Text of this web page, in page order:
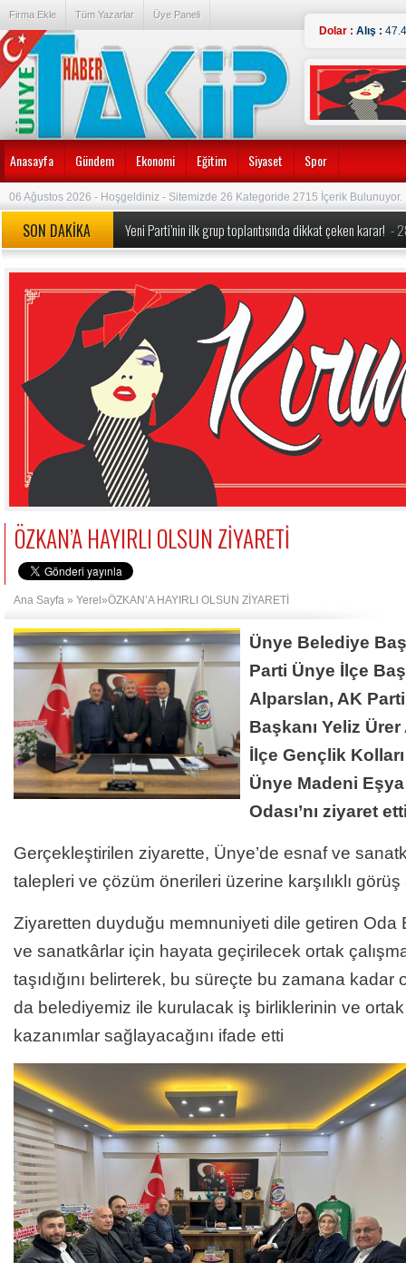
Firma Ekle Tüm Yazarlar Üye Paneli
Dolar : Alış :
Anasayfa Gündem Ekonomi Eğitim Siyaset Spor
06 Ağustos 2026 - Hoşgeldiniz - Sitemizde 26 Kategoride 2715 İçerik Bulunuyor.
SON DAKİKA Yeni Parti’nin ilk grup toplantısında dikkat çeken karar! -
MEB’den okullarda köklü değişiklik! Yeni dönem kuralları
Özgür Özel ve 90 Milletvekili CHP’den İstifa Etti:
Erdoğan duyurmuştu, Bakan Şimşek detayları açıkladı ‘1
ÖZKAN’A HAYIRLI OLSUN ZİYARETİ
Ana Sayfa » Yerel »ÖZKAN’A HAYIRLI OLSUN ZİYARETİ
Ünye Belediye
Parti Ünye İlçe
Alparslan, AK
Başkanı Yeliz
İlçe Gençlik
Ünye Madeni
Odası’nı ziyaret
Gerçekleştirilen ziyarette, Ünye’de esnaf ve
talepleri ve çözüm önerileri üzerine karşılıklı
Ziyaretten duyduğu memnuniyeti dile getiren Oda
ve sanatkârlar için hayata geçirilecek ortak
taşıdığını belirterek, bu süreçte bu zamana
da belediyemiz ile kurulacak iş birliklerinin ve
kazanımlar sağlayacağını ifade etti